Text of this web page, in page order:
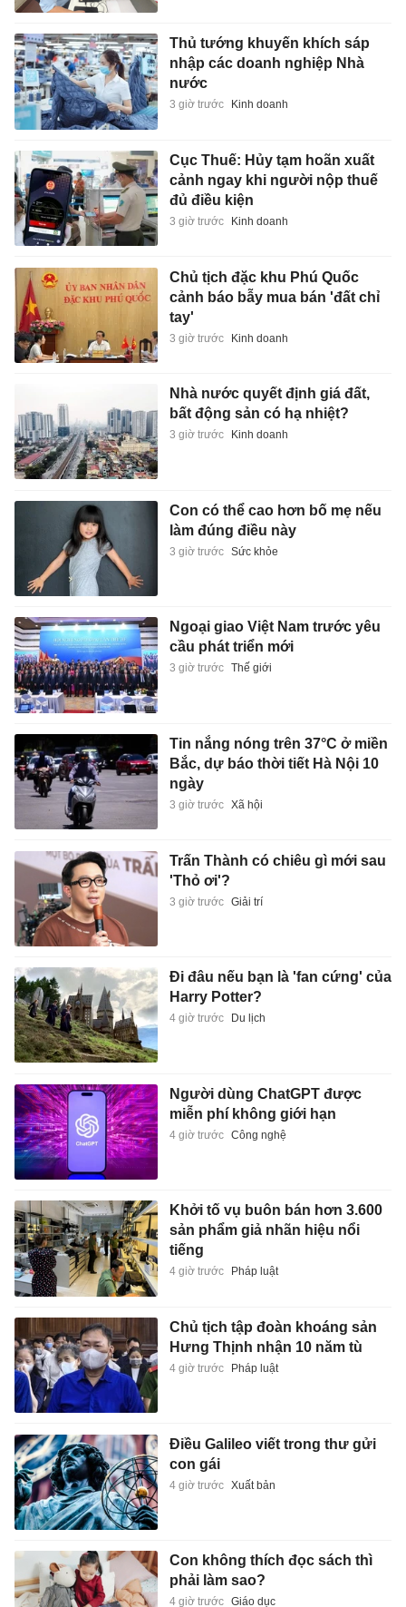
Thủ tướng khuyến khích sáp
nhập các doanh nghiệp Nhà
nước
3 giờ trước Kinh doanh
Cục Thuế: Hủy tạm hoãn xuất
cảnh ngay khi người nộp thuế
đủ điều kiện
3 giờ trước Kinh doanh
Chủ tịch đặc khu Phú Quốc
cảnh báo bẫy mua bán 'đất chỉ
tay'
3 giờ trước Kinh doanh
Nhà nước quyết định giá đất,
bất động sản có hạ nhiệt?
3 giờ trước Kinh doanh
Con có thể cao hơn bố mẹ nếu
làm đúng điều này
3 giờ trước Sức khỏe
Ngoại giao Việt Nam trước yêu
cầu phát triển mới
3 giờ trước Thế giới
Tin nắng nóng trên 37°C ở miền
Bắc, dự báo thời tiết Hà Nội 10
ngày
3 giờ trước Xã hội
Trấn Thành có chiêu gì mới sau
'Thỏ ơi'?
3 giờ trước Giải trí
Đi đâu nếu bạn là 'fan cứng' của
Harry Potter?
4 giờ trước Du lịch
Người dùng ChatGPT được
miễn phí không giới hạn
4 giờ trước Công nghệ
Khởi tố vụ buôn bán hơn 3.600
sản phẩm giả nhãn hiệu nổi
tiếng
4 giờ trước Pháp luật
Chủ tịch tập đoàn khoáng sản
Hưng Thịnh nhận 10 năm tù
4 giờ trước Pháp luật
Điều Galileo viết trong thư gửi
con gái
4 giờ trước Xuất bản
Con không thích đọc sách thì
phải làm sao?
4 giờ trước Giáo dục